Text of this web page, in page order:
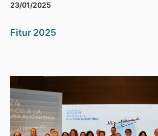
23/01/2025
Fitur 2025